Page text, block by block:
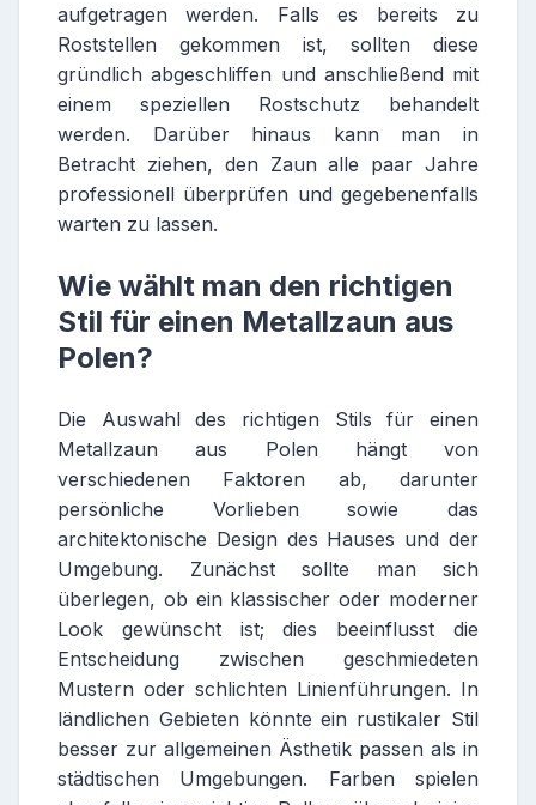
aufgetragen werden. Falls es bereits zu
Roststellen gekommen ist, sollten diese
gründlich abgeschliffen und anschließend mit
einem speziellen Rostschutz behandelt
werden. Darüber hinaus kann man in
Betracht ziehen, den Zaun alle paar Jahre
professionell überprüfen und gegebenenfalls
warten zu lassen.
Wie wählt man den richtigen
Stil für einen Metallzaun aus
Polen?
Die Auswahl des richtigen Stils für einen
Metallzaun aus Polen hängt von
verschiedenen Faktoren ab, darunter
persönliche Vorlieben sowie das
architektonische Design des Hauses und der
Umgebung. Zunächst sollte man sich
überlegen, ob ein klassischer oder moderner
Look gewünscht ist; dies beeinflusst die
Entscheidung zwischen geschmiedeten
Mustern oder schlichten Linienführungen. In
ländlichen Gebieten könnte ein rustikaler Stil
besser zur allgemeinen Ästhetik passen als in
städtischen Umgebungen. Farben spielen